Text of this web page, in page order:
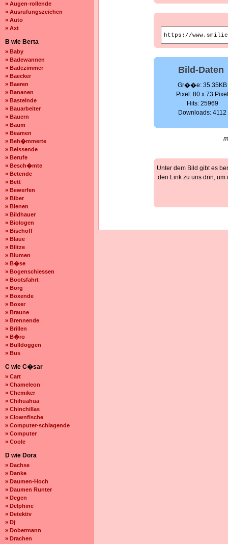
» Augen-rollende
» Ausrufungszeichen
» Auto
» Axt
B wie Berta
» Baby
» Badewannen
» Badezimmer
» Baecker
» Baeren
» Bananen
» Bastelnde
» Bauarbeiter
» Bauern
» Baum
» Beamen
» Beh�mmerte
» Beissende
» Berufe
» Besch�mte
» Betende
» Bett
» Bewerfen
» Biber
» Bienen
» Bildhauer
» Biologen
» Bischoff
» Blaue
» Blitze
» Blumen
» B�se
» Bogenschiessen
» Bootsfahrt
» Borg
» Boxende
» Boxer
» Braune
» Brennende
» Brillen
» B�ro
» Bulldoggen
» Bus
C wie C�sar
» Cart
» Chameleon
» Chemiker
» Chihuahua
» Chinchillas
» Clownfische
» Computer-schlagende
» Computer
» Coole
D wie Dora
» Dachse
» Danke
» Daumen-Hoch
» Daumen Runter
» Degen
» Delphine
» Detektiv
» Dj
» Dobermann
» Drachen
Bild-Daten
Gr��e: 35.35KB
Pixel: 80 x 73
Hits: 25969
Downloads: 4112
Unter dem Bild gibt es
den Link zu uns drin,